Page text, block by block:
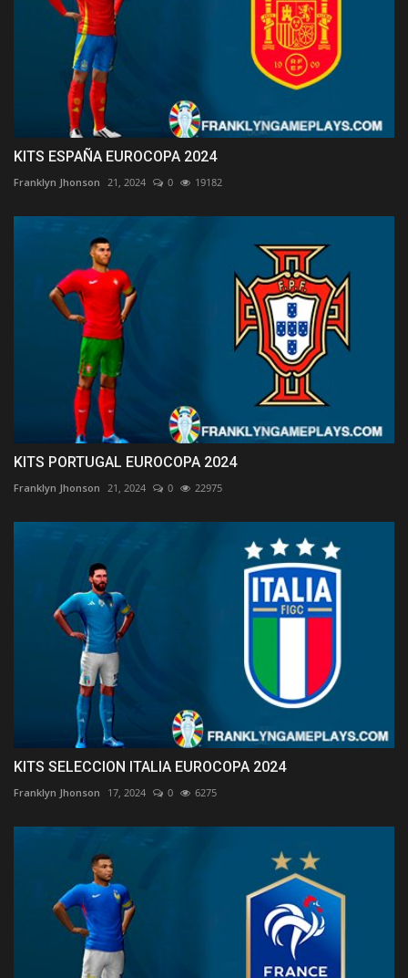
KITS ESPAÑA EUROCOPA 2024
Franklyn Jhonson 21, 2024 0 19182
KITS PORTUGAL EUROCOPA 2024
Franklyn Jhonson 21, 2024 0 22975
KITS SELECCION ITALIA EUROCOPA 2024
Franklyn Jhonson 17, 2024 0 6275